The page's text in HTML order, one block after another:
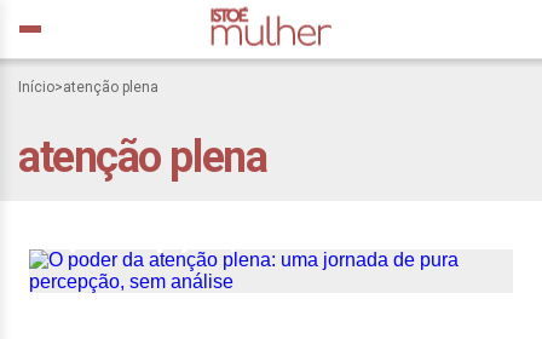
Início>atenção plena
atenção plena
O poder da atenção plena:
uma jornada de pura